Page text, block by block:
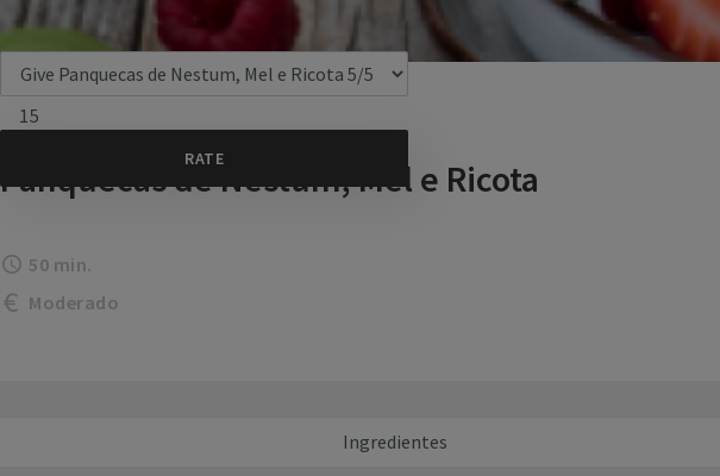
15
Panquecas de Nestum, Mel e Ricota
50 min.
Moderado
Ingredientes